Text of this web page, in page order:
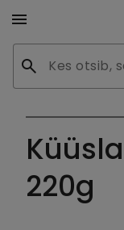
menu
search
220g